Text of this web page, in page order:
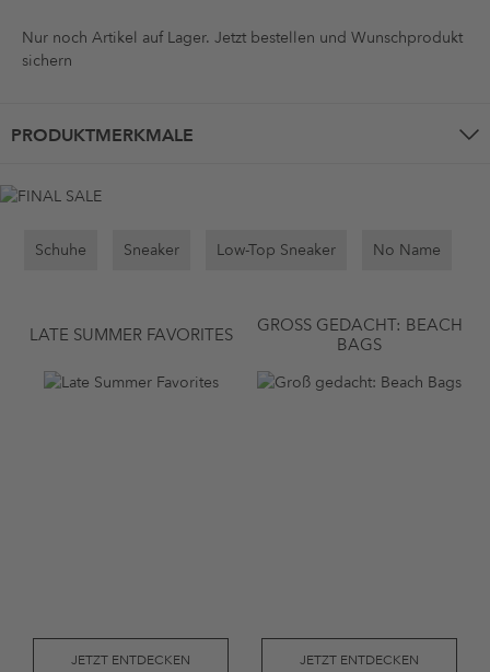
Nur noch Artikel auf Lager. Jetzt bestellen und Wunschprodukt
sichern
PRODUKTMERKMALE
Schuhe Sneaker Low-Top Sneaker No Name
LATE SUMMER FAVORITES
JETZT ENTDECKEN
GROSS GEDACHT: BEACH B
AGS
JETZT ENTDECKEN